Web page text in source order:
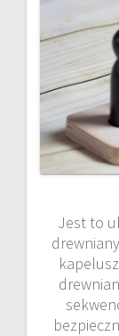
Jest to